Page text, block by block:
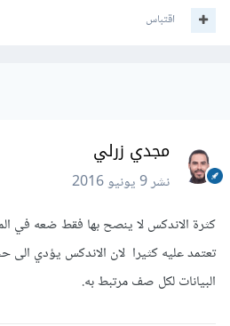
اقتباس
مجدي زرلي
نشر9 يونيو 2016
كثرة الاندكس لا ينصح بها فقط ضعه في
تعتمد عليه كثيرا لان الاندكس يؤدي
البيانات لكل صف مرتبط به.